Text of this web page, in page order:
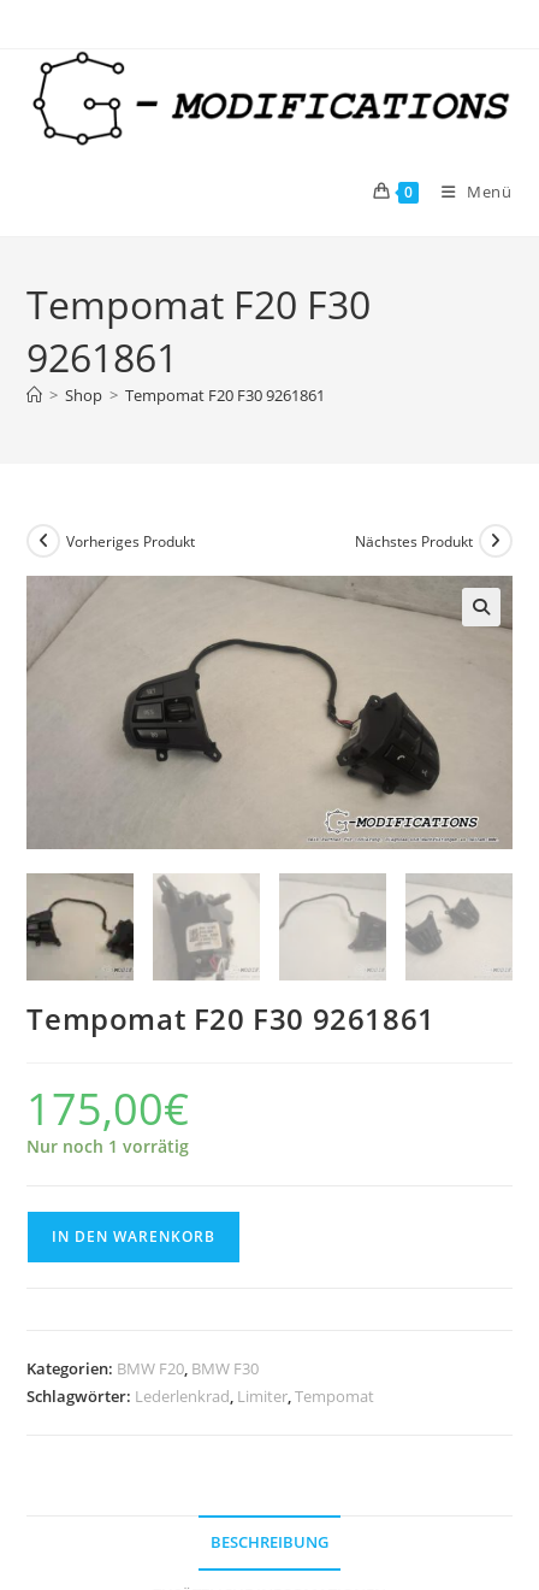
springen
0 Menü
Tempomat F20 F30
9261861
> Shop > Tempomat F20 F30 9261861
Vorheriges Produkt Nächstes Produkt
Tempomat F20 F30 9261861
175,00€
Nur noch 1 vorrätig
IN DEN WARENKORB
Kategorien: BMW F20, BMW F30
Schlagwörter: Lederlenkrad, Limiter,Tempomat
BESCHREIBUNG